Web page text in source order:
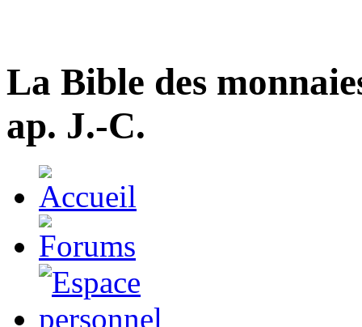
La Bible des
ap. J.-C.